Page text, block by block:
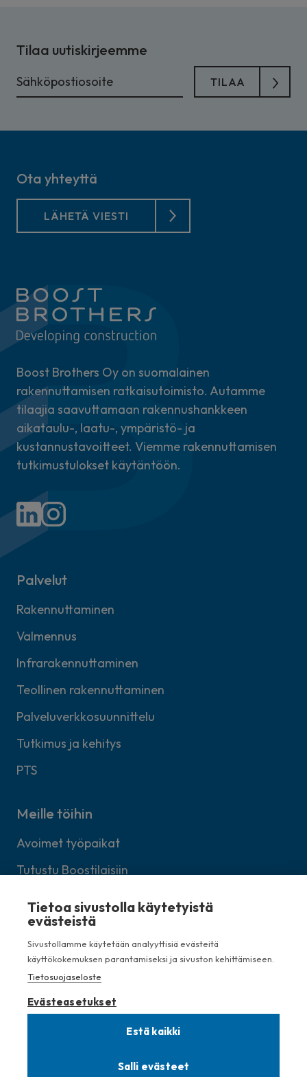
Tilaa uutiskirjeemme
Boost Brothers Oy on suomalainen
rakennuttamisen ratkaisutoimisto. Autamme
tilaajia saavuttamaan rakennushankkeen
aikataulu-, laatu-, ympäristö- ja
kustannustavoitteet. Viemme rakennuttamisen
tutkimustulokset käytäntöön.
Palvelut
Rakennuttaminen
Valmennus
Infrarakennuttaminen
Teollinen rakennuttaminen
Palveluverkkosuunnittelu
Tutkimus ja kehitys
PTS
Meille töihin
Avoimet työpaikat
Tutustu Boostilaisiin
Ota yhteyttä
LÄHETÄ VIESTI
Kellosilta 7, 00520 Helsinki
+358 (0)40 750 2775
info (at) boostbrothers.fi
Tietoa sivustolla käytetyistä
evästeistä
Sivustollamme käytetään analyyttisiä evästeitä
käyttökokemuksen parantamiseksi ja sivuston kehittämiseen.
Tietosuojaseloste
Evästeasetukset
Estä kaikki
Salli evästeet